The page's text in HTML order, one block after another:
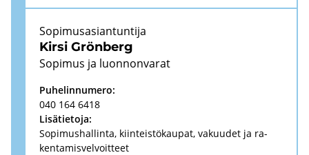
Kirsi Grön­berg
So­pi­mus­asian­tun­ti­ja
So­pi­mus ja luon­non­va­rat
Pu­he­lin­nu­me­ro:
040 164 6418
Li­sä­tie­to­ja:
So­pi­mus­hal­lin­ta, kiin­teis­tö­kau­pat, va­kuu­det ja ra­
ken­ta­mis­vel­voit­teet